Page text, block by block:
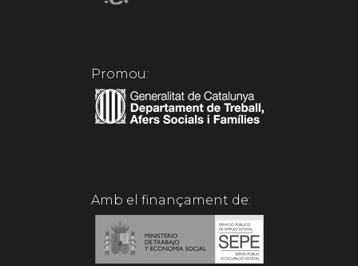
Promou:
Amb el finançament de: